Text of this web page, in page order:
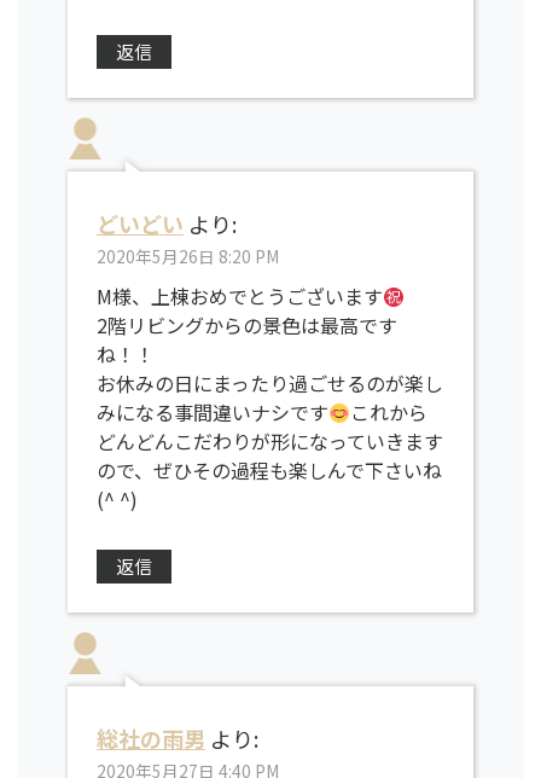
返信
どいどい より:
2020年5月26日 8:20 PM
M様、上棟おめでとうございます
2階リビングからの景色は最高です
ね！！
お休みの日にまったり過ごせるのが楽し
みになる事間違いナシです
これから
どんどんこだわりが形になっていきます
ので、ぜひその過程も楽しんで下さいね
(^ ^)
返信
総社の雨男 より:
2020年5月27日 4:40 PM